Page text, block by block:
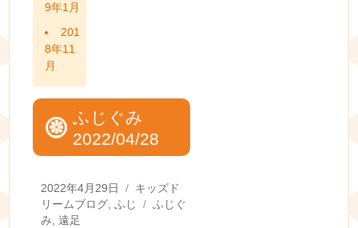
9年1月
201
8年11
月
ふじぐみ
2022/04/28
Posted
on
2022年4月29日 Categories
キッズド
リームブログ,ふじ Tags
ふじぐ
み,遠足